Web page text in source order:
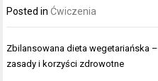
Posted in Ćwiczenia
Nawigacja
wpisu
Zbilansowana dieta wegetariańska –
zasady i korzyści zdrowotne